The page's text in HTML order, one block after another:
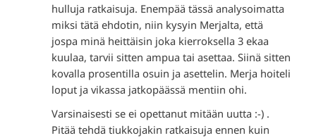
hulluja ratkaisuja. Enempää tässä analysoimatta
miksi tätä ehdotin, niin kysyin Merjalta, että
jospa minä heittäisin joka kierroksella 3 ekaa
kuulaa, tarvii sitten ampua tai asettaa. Siinä sitten
kovalla prosentilla osuin ja asettelin. Merja hoiteli
loput ja vikassa jatkopäässä mentiin ohi.
Varsinaisesti se ei opettanut mitään uutta :-) .
Pitää tehdä tiukkojakin ratkaisuja ennen kuin